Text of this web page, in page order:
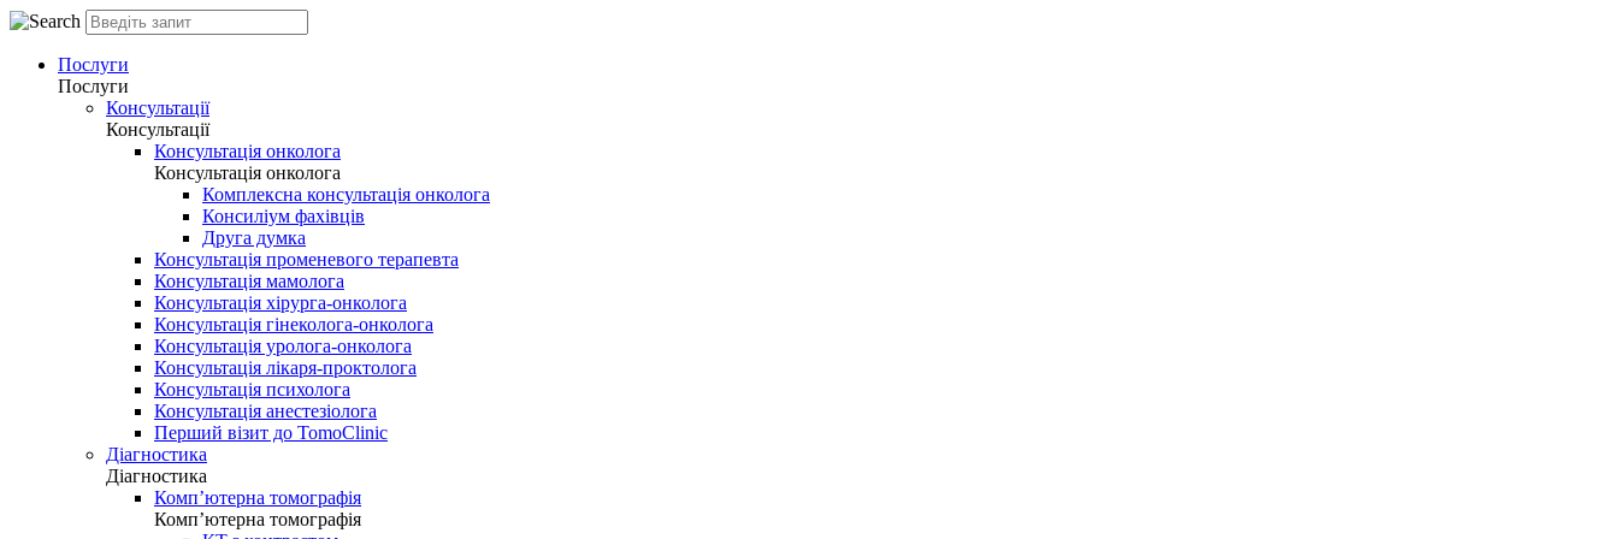
Послуги
Послуги
Консультації
Консультації
Консультація онколога
Консультація онколога
Комплексна консультація онколога
Консиліум фахівців
Друга думка
Консультація променевого терапевта
Консультація мамолога
Консультація хірурга-онколога
Консультація гінеколога-онколога
Консультація уролога-онколога
Консультація лікаря-проктолога
Консультація психолога
Консультація анестезіолога
Перший візит до TomoClinic
Діагностика
Діагностика
Комп’ютерна томографія
Комп’ютерна томографія